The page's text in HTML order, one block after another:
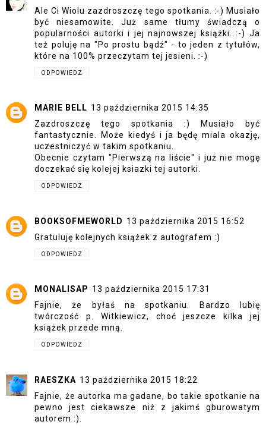
Ale Ci Wiolu zazdroszczę tego spotkania. :-) Musiało
być niesamowite. Już same tłumy świadczą o
popularności autorki i jej najnowszej książki. :-) Ja
też poluję na "Po prostu bądź" - to jeden z tytułów,
które na 100% przeczytam tej jesieni. :-)
ODPOWIEDZ
MARIE BELL 13 października 2015 14:35
Zazdroszczę tego spotkania :) Musiało być
fantastycznie. Może kiedyś i ja będę miala okazję,
uczestniczyć w takim spotkaniu.
Obecnie czytam "Pierwszą na liście" i już nie mogę
doczekać się kolejej ksiazki tej autorki.
ODPOWIEDZ
BOOKSOFMEWORLD 13 października 2015 16:52
Gratuluję kolejnych książek z autografem :)
ODPOWIEDZ
MONALISAP 13 października 2015 17:31
Fajnie, że byłaś na spotkaniu. Bardzo lubię
twórczość p. Witkiewicz, choć jeszcze kilka jej
książek przede mną.
ODPOWIEDZ
RAESZKA 13 października 2015 18:22
Fajnie, że autorka ma gadane, bo takie spotkanie na
pewno jest ciekawsze niż z jakimś gburowatym
autorem :).